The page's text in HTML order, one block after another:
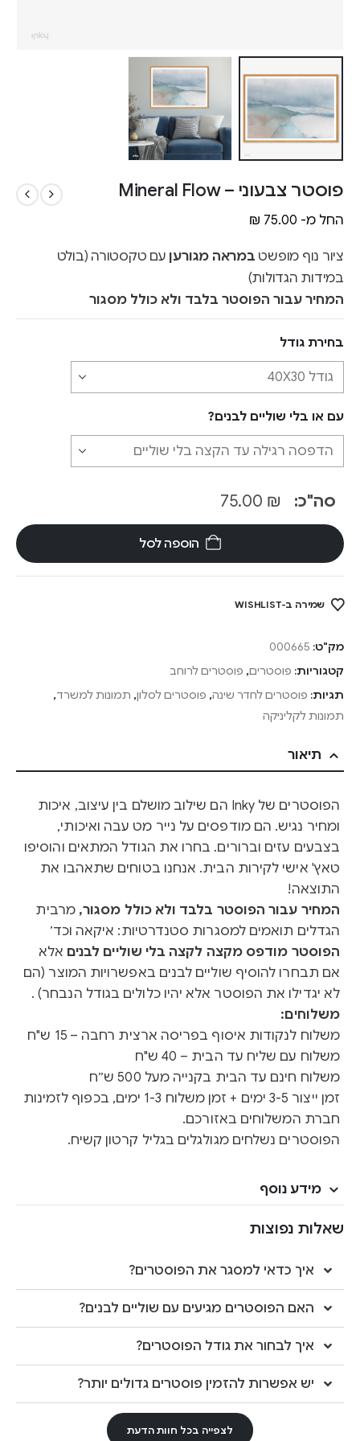
פוסטר צבעוני – Mineral Flow
החל מ- ₪ 75.00
ציור נוף מופשט במראה מגורען עם טקסטורה (בולט
במידות הגדולות)
המחיר עבור הפוסטר בלבד ולא כולל מסגור
בחירת גודל
עם או בלי שוליים לבנים?
סה"כ: ₪
הוספה לסל
שמירה ב-WISHLIST
מק"ט: 000665
קטגוריות: פוסטרים, פוסטרים לרוחב
תגיות: פוסטרים לחדר שינה, פוסטרים לסלון, תמונות למשרד,
תמונות לקליניקה
תיאור
הפוסטרים של Inky הם שילוב מושלם בין עיצוב, איכות
ומחיר נגיש. הם מודפסים על נייר מט עבה ואיכותי,
בצבעים עזים וברורים. בחרו את הגודל המתאים והוסיפו
טאץ' אישי לקירות הבית. אנחנו בטוחים שתאהבו את
התוצאה!
המחיר עבור הפוסטר בלבד ולא כולל מסגור, מרבית
הגדלים תואמים למסגרות סטנדרטיות: איקאה וכד׳
הפוסטר מודפס מקצה לקצה בלי שוליים לבנים אלא
אם תבחרו להוסיף שוליים לבנים באפשרויות המוצר (הם
לא יגדילו את הפוסטר אלא יהיו כלולים בגודל הנבחר) .
משלוחים:
משלוח לנקודות איסוף בפריסה ארצית רחבה – 15 ש"ח
משלוח עם שליח עד הבית – 40 ש"ח
משלוח חינם עד הבית בקנייה מעל 500 ש״ח
זמן ייצור 3-5 ימים + זמן משלוח 1-3 ימים, בכפוף לזמינות
חברת המשלוחים באזורכם.
הפוסטרים נשלחים מגולגלים בגליל קרטון קשיח.
מידע נוסף
שאלות נפוצות
איך כדאי למסגר את הפוסטרים?
האם הפוסטרים מגיעים עם שוליים לבנים?
איך לבחור את גודל הפוסטרים?
יש אפשרות להזמין פוסטרים גדולים יותר?
לצפייה בכל חוות הדעת